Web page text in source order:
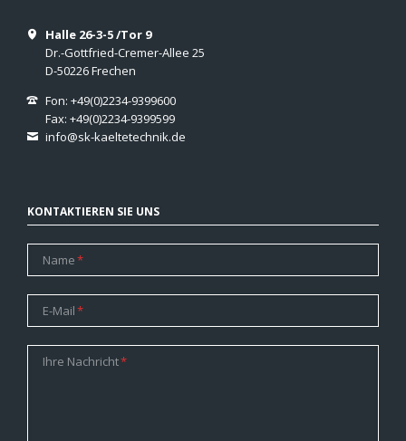
Halle 26-3-5 /Tor 9
Dr.-Gottfried-Cremer-Allee 25
D-50226 Frechen
Fon: +49(0)2234-9399600
Fax: +49(0)2234-9399599
info@sk-kaeltetechnik.de
KONTAKTIEREN SIE UNS
Pflichtfeld
Name*
Pflichtfeld
E-Mail*
Pflichtfeld
Ihre Nachricht*